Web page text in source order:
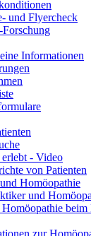
und Flyercheck
Informationen
- Video
von Patienten
Homöopathie
und
Homöopathie
zur